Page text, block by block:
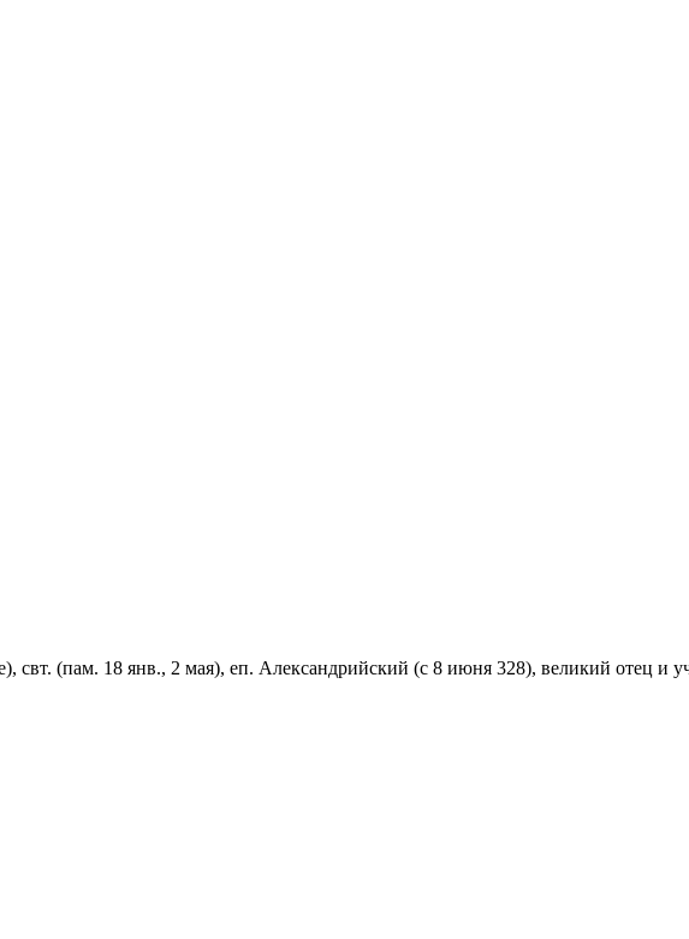
cвт. (пам. 18 янв., 2 мая), еп. Александрийский (с 8 июня 328), великий отец и